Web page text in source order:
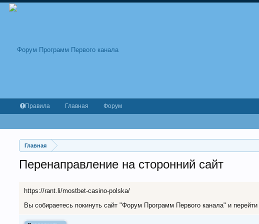
Главная
Перенаправление на сторонний сайт
https://rant.li/mostbet-casino-polska/
Вы собираетесь покинуть сайт "Форум Программ Первого канала" и
Правила Главная Форум